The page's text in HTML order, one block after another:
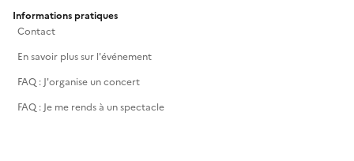
Informations pratiques
Contact
En savoir plus sur l'événement
FAQ : J'organise un concert
FAQ : Je me rends à un spectacle